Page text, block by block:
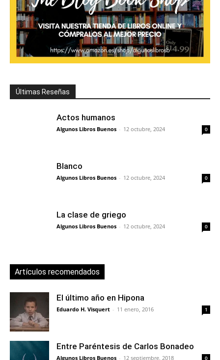
Últimas Reseñas
Actos humanos
Algunos Libros Buenos - 12 octubre, 2024 0
Blanco
Algunos Libros Buenos - 12 octubre, 2024 0
La clase de griego
Algunos Libros Buenos - 12 octubre, 2024 0
Artículos recomendados
El último año en Hipona
Eduardo H. Visquert - 11 enero, 2016 1
Entre Paréntesis de Carlos Bonadeo
Algunos Libros Buenos - 12 septiembre, 2018 0